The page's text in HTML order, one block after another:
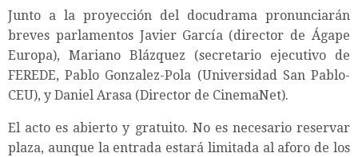
Junto a la proyección del docudrama pronunciarán
breves parlamentos Javier García (director de Ágape
Europa), Mariano Blázquez (secretario ejecutivo de
FEREDE, Pablo Gonzalez-Pola (Universidad San Pablo-
CEU), y Daniel Arasa (Director de CinemaNet).
El acto es abierto y gratuito. No es necesario reservar
plaza, aunque la entrada estará limitada al aforo de los